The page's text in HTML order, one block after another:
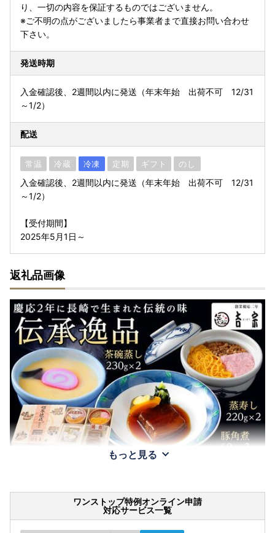
り、一切の内容を保証するものではございません。
※ご不明の点がございましたら事業者まで直接お問い合わせ
下さい。
発送時期
入金確認後、2週間以内に発送（年末年始 出荷不可 12/31
～1/2）
配送
常温 冷蔵 冷凍 定期 ギフト のし
入金確認後、2週間以内に発送（年末年始 出荷不可 12/31
～1/2）
【受付期間】
2025年5月1日～
返礼品画像
もっと見る
ワンストップ特例オンライン申請
対応サービス一覧